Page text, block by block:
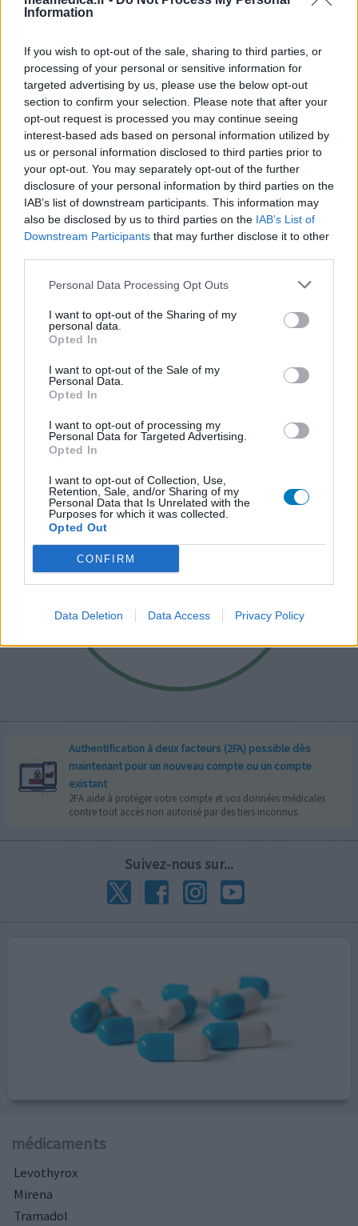
Information
If you wish to opt-out of the sale, sharing to third parties, or
processing of your personal or sensitive information for
targeted advertising by us, please use the below opt-out
section to confirm your selection. Please note that after your
opt-out request is processed you may continue seeing
interest-based ads based on personal information utilized by
us or personal information disclosed to third parties prior to
your opt-out. You may separately opt-out of the further
disclosure of your personal information by third parties on the
IAB’s list of downstream participants. This information may
also be disclosed by us to third parties on the IAB’s List of
Downstream Participants that may further disclose it to other
Personal Data Processing Opt Outs
I want to opt-out of the Sharing of my
personal data.
Opted In
I want to opt-out of the Sale of my
Personal Data.
Opted In
I want to opt-out of processing my
Personal Data for Targeted Advertising.
Opted In
I want to opt-out of Collection, Use,
Retention, Sale, and/or Sharing of my
Personal Data that Is Unrelated with the
Purposes for which it was collected.
Opted Out
CONFIRM
Data Deletion Data Access Privacy Policy
Authentification à deux facteurs (2FA) possible dès
maintenant pour un nouveau compte ou un compte
existant
2FA aide à protéger votre compte et vos données médicales
contre tout accès non autorisé par des tiers inconnus.
Suivez-nous sur...
médicaments
Levothyrox
Mirena
Tramadol